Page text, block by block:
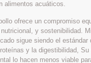
alimentos acuáticos.
ofrece un compromiso
y sostenibilidad.
sigue siendo el estándar
y la digestibilidad,
lo hacen menos viable